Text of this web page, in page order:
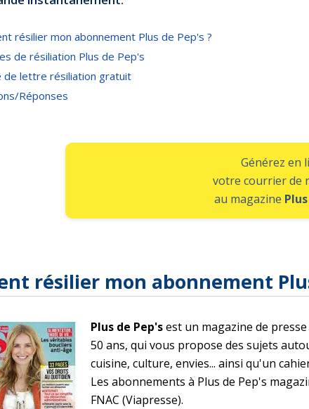
résilier mon abonnement Plus de Pep's ?
de résiliation Plus de Pep's
de lettre résiliation gratuit
Réponses
Générez en
votre courrier de
au magazine
résilier mon abonnement
Plus de Pep'sest un magazine de
50 ans, qui vous propose des sujets
cuisine, culture, envies... ainsi qu'un
Les abonnements à Plus de Pep's
FNAC (Viapresse).